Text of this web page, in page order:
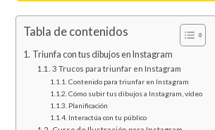
Tabla de contenidos
Triunfa con tus dibujos en Instagram
3 Trucos para triunfar en Instagram
Contenido para triunfar en Instagram
Cómo subir tus dibujos a Instagram, vídeo
Planificación
Interactúa con tu público